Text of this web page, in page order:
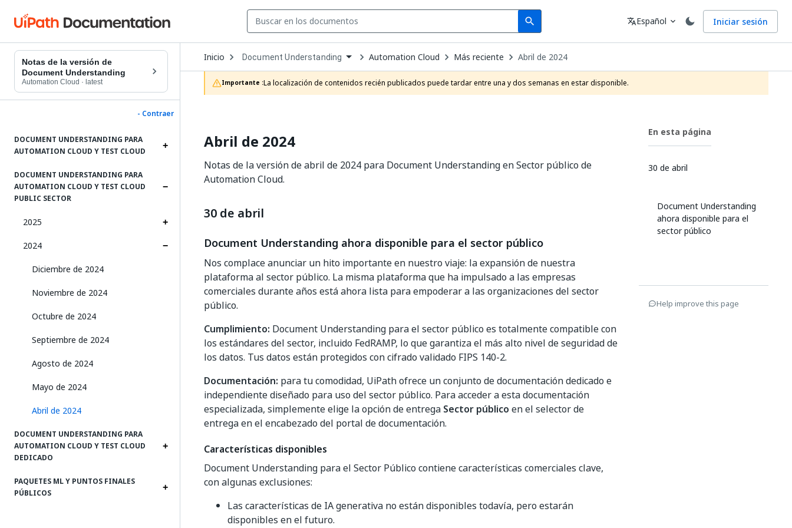
search
Search Idioma
translateEspañol expand_more Iniciar sesión
Notas de la versión de
Document Understanding
Automation Cloud · latest
- Contraer
DOCUMENT UNDERSTANDING PARA
AUTOMATION CLOUD Y TEST CLOUD
DOCUMENT UNDERSTANDING PARA
AUTOMATION CLOUD Y TEST CLOUD
PUBLIC SECTOR
2025
2024
Diciembre de 2024
Noviembre de 2024
Octubre de 2024
Septiembre de 2024
Agosto de 2024
Mayo de 2024
Abril de 2024
DOCUMENT UNDERSTANDING PARA
AUTOMATION CLOUD Y TEST CLOUD
DEDICADO
PAQUETES ML Y PUNTOS FINALES
PÚBLICOS
Inicio Open
Dropdown
to
choose
product
Document Understanding Automation Cloud Más reciente Abril de 2024
Importante :La localización de contenidos recién publicados puede tardar entre una y dos semanas en estar disponible.
Abril de 2024
Notas de la versión de abril de 2024 para Document Understanding en Sector público de
Automation Cloud.
30 de abril
Document Understanding ahora disponible para el sector público
Nos complace anunciar un hito importante en nuestro viaje: la expansión de nuestra
plataforma al sector público. La misma plataforma que ha impulsado a las empresas
comerciales durante años está ahora lista para empoderar a las organizaciones del sector
público.
Cumplimiento: Document Understanding para el sector público es totalmente compatible con
los estándares del sector, incluido FedRAMP, lo que garantiza el más alto nivel de seguridad de
los datos. Tus datos están protegidos con cifrado validado FIPS 140-2.
Documentación: para tu comodidad, UiPath ofrece un conjunto de documentación dedicado e
independiente diseñado para uso del sector público. Para acceder a esta documentación
especializada, simplemente elige la opción de entrega Sector público en el selector de
entrega en el encabezado del portal de documentación.
Características disponibles
Document Understanding para el Sector Público contiene características comerciales clave,
con algunas exclusiones:
Las características de IA generativa no están disponibles todavía, pero estarán
disponibles en el futuro.
En esta página
30 de abril
Document Understanding
ahora disponible para el
sector público
Help improve this page